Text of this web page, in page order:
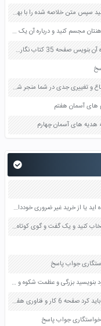
یکی از درس های مندرج در کتاب درسی خود را خلاصه کنید سپس متن خلاصه شده را با بهره گیری از روش های دسته بندی نمودار جدول نقشه مفهومی نشان دهید صفحه 118 نگارش یازدهم
یکی از صدا های آبشار به هم خوردن برگ ها زنبور را در ذهنتان مجسم کنید و درباره آن یک بند بنویسید صفحه 11 نگارش پنجم
یکی از دو موضوع را به دلخواه انتخاب کن و یک بند درباره آن بنویس صفحه 35 کتاب نگارش فارسی سوم
یکی از موثرترین پیام هایی را که دریافت کرده اید و به اقناع و تغییری جدی در شما منجر شده است برسی کنید و علت این تاثیر گذاری قابل توجه را بنویسید صفحه 52 تفکر و سواد رسانه ای دهم
از امروز به مدت یک ماه در هر موردی که صرفه جویی کرده اید یا از خرید غیر ضروری خودداری می کنید آن را یاداشت و به معلم ارائه بدهید صفحه 42 مطالعات اجتماعی هفتم
از بین موضوع های مسافرت و خرید یکی را به دلخواه انتخاب کنید و یک گفت و گوی کوتاه دو نفره درباره آن بنویسید صفحه 31 کتاب نگارش پنجم
جواب پاسخ
با استفاده از واژه های زیر یک بند درباره ی زبان مادری خود بنویسید بزرگی و عظمت شکوه و شوکت سربلندی و اعتبار صفحه 30 کتاب نگارش فارس ششم
برای اینکه خودکار را تا پایان یافتن جوهرش گم نکنید چه باید کرد صفحه 6 کار و فناوری هفتم
خواستگاری جواب پاسخ